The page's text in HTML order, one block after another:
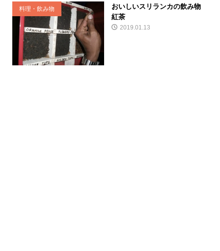
料理・飲み物
おいしいスリランカの飲み物
紅茶
2019.01.13